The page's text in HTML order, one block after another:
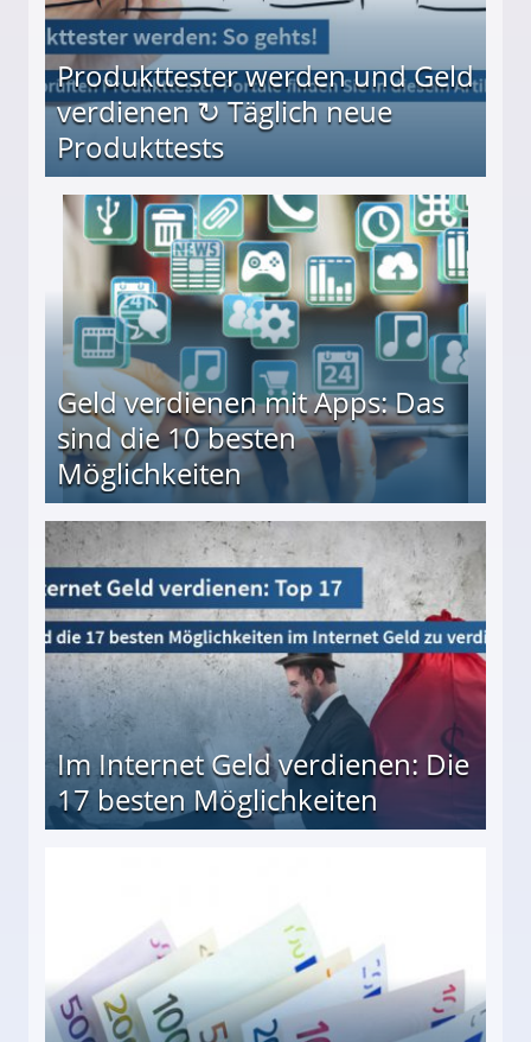
Produkttester werden und Geld
verdienen ↻ Täglich neue
Produkttests
↻ Täglich neue Produkttests
Geld verdienen mit Apps: Das
sind die 10 besten
Möglichkeiten
besten Möglichkeiten
Im Internet Geld verdienen: Die
17 besten Möglichkeiten